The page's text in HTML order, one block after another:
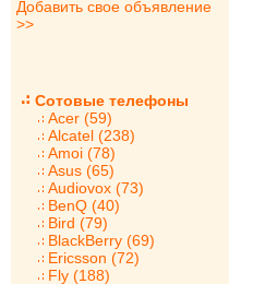
Добавить свое объявление
>>
Сотовые телефоны
Acer (59)
Alcatel (238)
Amoi (78)
Asus (65)
Audiovox (73)
BenQ (40)
Bird (79)
BlackBerry (69)
Ericsson (72)
Fly (188)